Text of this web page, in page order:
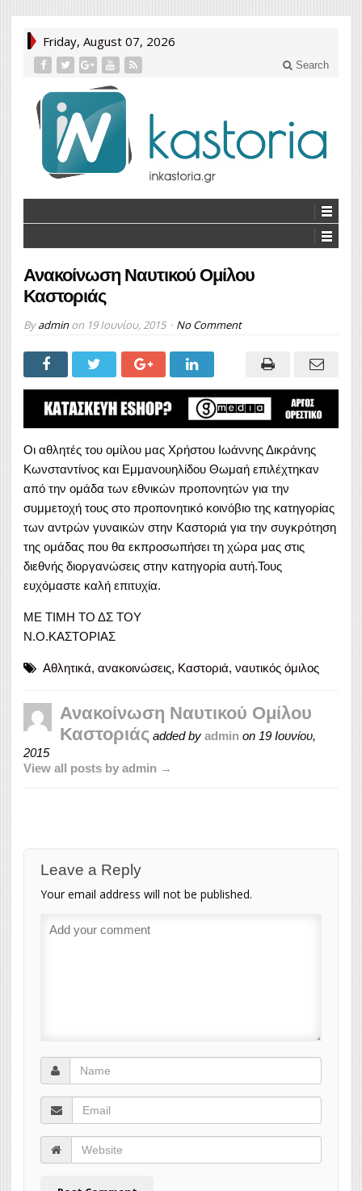
Friday, August 07, 2026
Search
Ανακοίνωση Ναυτικού Ομίλου
Καστοριάς
Byadminon 19 Ιουνίου, 2015 No Comment
Οι αθλητές του ομίλου μας Χρήστου Ιωάννης Δικράνης
Κωνσταντίνος και Εμμανουηλίδου Θωμαή επιλέχτηκαν
από την ομάδα των εθνικών προπονητών για την
συμμετοχή τους στο προπονητικό κοινόβιο της κατηγορίας
των αντρών γυναικών στην Καστοριά για την συγκρότηση
της ομάδας που θα εκπροσωπήσει τη χώρα μας στις
διεθνής διοργανώσεις στην κατηγορία αυτή.Τους
ευχόμαστε καλή επιτυχία.
ΜΕ ΤΙΜΗ ΤΟ ΔΣ ΤΟΥ
Ν.Ο.ΚΑΣΤΟΡΙΑΣ
Αθλητικά, ανακοινώσεις, Καστοριά, ναυτικός όμιλος
Ανακοίνωση Ναυτικού Ομίλου
Καστοριάς added by admin on 19 Ιουνίου,
2015
View all posts by admin →
Leave a Reply
Your email address will not be published.